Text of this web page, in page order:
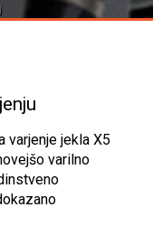
varjenje jekla X5
varilno